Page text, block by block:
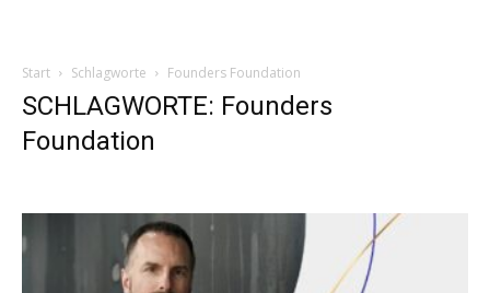
Start Schlagworte Founders Foundation
SCHLAGWORTE: Founders
Foundation